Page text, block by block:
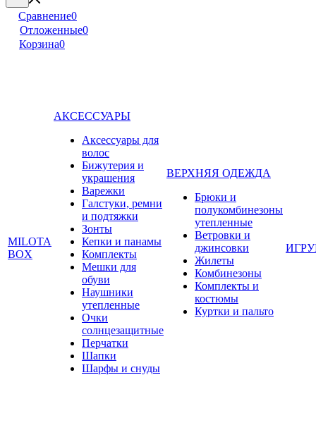
Сравнение0
Отложенные0
Корзина0
MILOTA
BOX
АКСЕССУАРЫ
Аксессуары для
волос
Бижутерия и
украшения
Варежки
Галстуки, ремни
и подтяжки
Зонты
Кепки и панамы
Комплекты
Мешки для
обуви
Наушники
утепленные
Очки
солнцезащитные
Перчатки
Шапки
Шарфы и снуды
ВЕРХНЯЯ ОДЕЖДА
Брюки и
полукомбинезоны
утепленные
Ветровки и
джинсовки
Жилеты
Комбинезоны
Комплекты и
костюмы
Куртки и пальто